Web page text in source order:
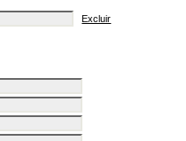
Excluir